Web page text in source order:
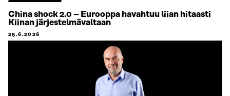
China shock 2.0 – Eurooppa havahtuu liian hitaasti
Kiinan järjestelmävaltaan
25.6.2026